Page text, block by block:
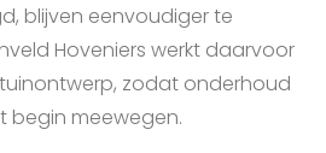
blijven eenvoudiger te
Hoveniers werkt daarvoor
zodat onderhoud
begin meewegen.